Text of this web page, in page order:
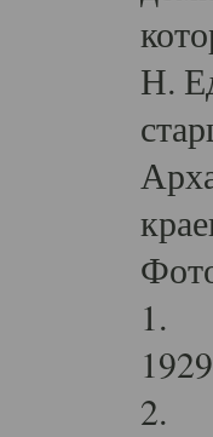
Н.
1.
2.